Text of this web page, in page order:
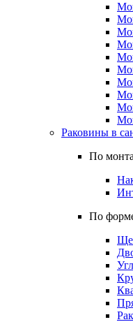
Раковины в
По
По